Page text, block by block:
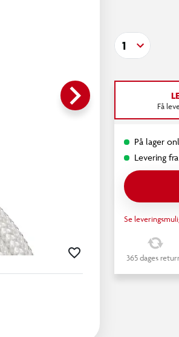
keyboard_arrow_right
1
Få
På lager
Levering
Se
365 dages